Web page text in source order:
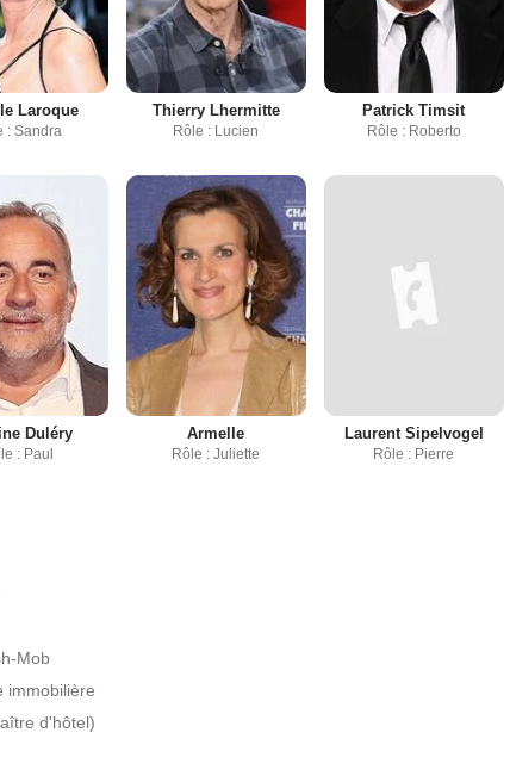
Laroque
: Sandra
Thierry Lhermitte
Rôle : Lucien
Patrick Timsit
Rôle : Roberto
Duléry
: Paul
Armelle
Rôle : Juliette
Laurent Sipelvogel
Rôle : Pierre
Mob
immobilière
d'hôtel)